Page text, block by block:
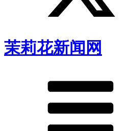
茉莉花新闻网